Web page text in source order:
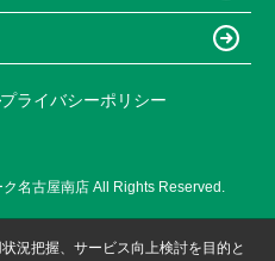
プライバシーポリシー
名古屋南店 All Rights Reserved.
況把握、サービス向上検討を目的と